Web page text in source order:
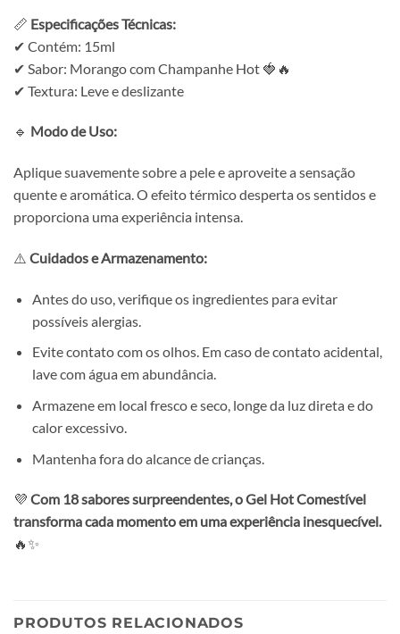
📏 Especificações Técnicas:
✔ Contém: 15ml
✔ Sabor: Morango com Champanhe Hot 🍓🔥
✔ Textura: Leve e deslizante
🔹 Modo de Uso:
Aplique suavemente sobre a pele e aproveite a sensação
quente e aromática. O efeito térmico desperta os sentidos e
proporciona uma experiência intensa.
⚠️ Cuidados e Armazenamento:
Antes do uso, verifique os ingredientes para evitar
possíveis alergias.
Evite contato com os olhos. Em caso de contato acidental,
lave com água em abundância.
Armazene em local fresco e seco, longe da luz direta e do
calor excessivo.
Mantenha fora do alcance de crianças.
💜 Com 18 sabores surpreendentes, o Gel Hot Comestível
transforma cada momento em uma experiência inesquecível.
🔥✨
PRODUTOS RELACIONADOS